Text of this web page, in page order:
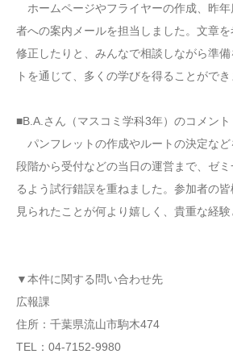
ホームページやフライヤーの作成、昨年
者への案内メールを担当しました。文章
修正したりと、みんなで相談しながら準
トを通じて、多くの学びを得ることができ
■B.A.さん（マスコミ学科3年）のコメント
パンフレットの作成やルートの決定な
段階から受付などの当日の運営まで、ゼ
るよう試行錯誤を重ねました。参加者の
見られたことが何より嬉しく、貴重な経験
▼本件に関する問い合わせ先
広報課
住所：千葉県流山市駒木474
TEL：04-7152-9980